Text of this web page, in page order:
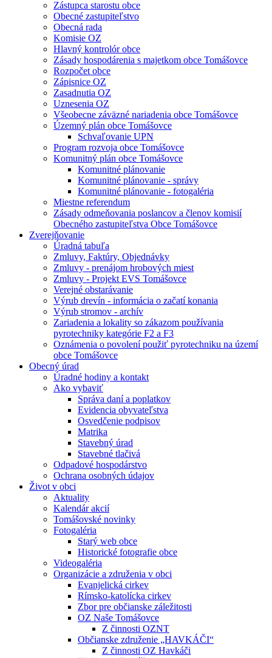
Zástupca starostu obce
Obecné zastupiteľstvo
Obecná rada
Komisie OZ
Hlavný kontrolór obce
Zásady hospodárenia s majetkom obce Tomášovce
Rozpočet obce
Zápisnice OZ
Zasadnutia OZ
Uznesenia OZ
Všeobecne záväzné nariadenia obce Tomášovce
Územný plán obce Tomášovce
Schvaľovanie UPN
Program rozvoja obce Tomášovce
Komunitný plán obce Tomášovce
Komunitné plánovanie
Komunitné plánovanie - správy
Komunitné plánovanie - fotogaléria
Miestne referendum
Zásady odmeňovania poslancov a členov komisií
Obecného zastupiteľstva Obce Tomášovce
Zverejňovanie
Úradná tabuľa
Zmluvy, Faktúry, Objednávky
Zmluvy - prenájom hrobových miest
Zmluvy - Projekt EVS Tomášovce
Verejné obstarávanie
Výrub drevín - informácia o začatí konania
Výrub stromov - archív
Zariadenia a lokality so zákazom používania
pyrotechniky kategórie F2 a F3
Oznámenia o povolení použiť pyrotechniku na území
obce Tomášovce
Obecný úrad
Úradné hodiny a kontakt
Ako vybaviť
Správa daní a poplatkov
Evidencia obyvateľstva
Osvedčenie podpisov
Matrika
Stavebný úrad
Stavebné tlačivá
Odpadové hospodárstvo
Ochrana osobných údajov
Život v obci
Aktuality
Kalendár akcií
Tomášovské novinky
Fotogaléria
Starý web obce
Historické fotografie obce
Videogaléria
Organizácie a združenia v obci
Evanjelická cirkev
Rímsko-katolícka cirkev
Zbor pre občianske záležitosti
OZ Naše Tomášovce
Z činnosti OZNT
Občianske združenie „HAVKÁČI“
Z činnosti OZ Havkáči